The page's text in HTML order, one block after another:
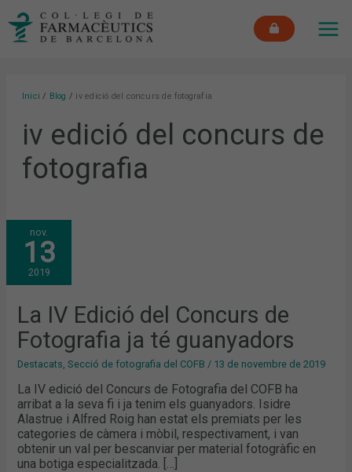
Inici Blog iv edició del concurs de fotografia
iv edició del concurs de
fotografia
nov.
13
2019
La IV Edició del Concurs de
Fotografia ja té guanyadors
Destacats ,Secció de fotografia del COFB / 13 de novembre de 2019
La IV edició del Concurs de Fotografia del COFB ha
arribat a la seva fi i ja tenim els guanyadors. Isidre
Alastrue i Alfred Roig han estat els premiats per les
categories de càmera i mòbil, respectivament, i van
obtenir un val per bescanviar per material fotogràfic en
una botiga especialitzada. […]
LA
IV
EDICIÓ
DEL
CONCURS
DE
FOTOGRAFIA
GUANYADORS